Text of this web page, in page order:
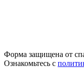
Форма защищена от
Ознакомьтесь с